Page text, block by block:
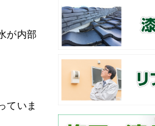
が内部
ていま